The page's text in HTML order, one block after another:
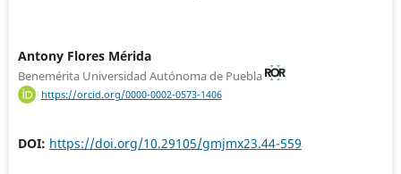
Antony Flores Mérida
Benemérita Universidad Autónoma de Puebla
https://orcid.org/0000-0002-0573-1406
DOI: https://doi.org/10.29105/gmjmx23.44-559